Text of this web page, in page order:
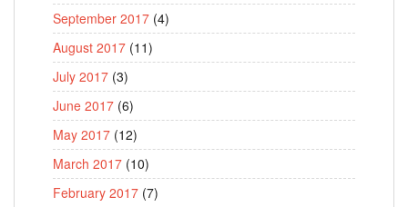
September 2017 (4)
August 2017 (11)
July 2017 (3)
June 2017 (6)
May 2017 (12)
March 2017 (10)
February 2017 (7)